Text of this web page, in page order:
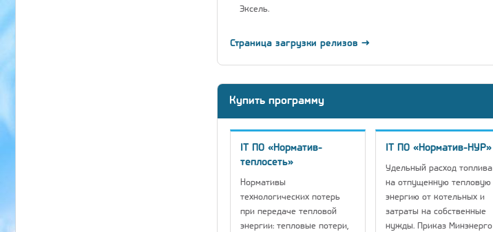
Эксель.
Страница загрузки релизов →
Купить программу
IT ПО «Норматив-
теплосеть»
Нормативы
технологических потерь
при передаче тепловой
энергии: тепловые потери,
IT ПО «Норматив-НУР»
Удельный расход топлива
на отпущенную тепловую
энергию от котельных и
затраты на собственные
нужды. Приказ Минэнерго